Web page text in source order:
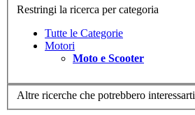
Restringi la ricerca per categoria
Tutte le Categorie
Motori
Moto e Scooter
Altre ricerche che potrebbero interessarti